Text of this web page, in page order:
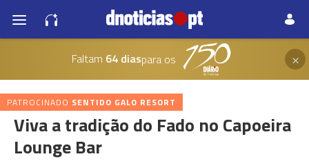
Faltam 64 diaspara os ×
PATROCINADO SENTIDO GALO RESORT
Viva a tradição do Fado no Capoeira
Lounge Bar